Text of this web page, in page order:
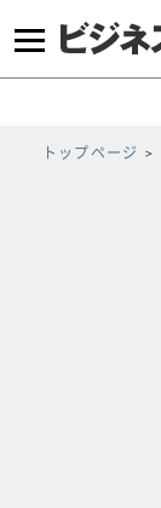
トップページ